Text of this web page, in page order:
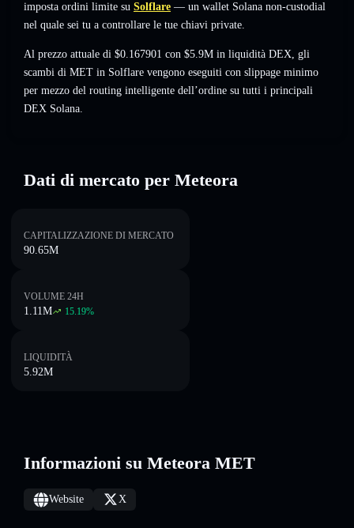
imposta ordini limite su Solflare — un wallet Solana non-custodial
nel quale sei tu a controllare le tue chiavi private.
Al prezzo attuale di $0.167901 con $5.9M in liquidità DEX, gli
scambi di MET in Solflare vengono eseguiti con slippage minimo
per mezzo del routing intelligente dell’ordine su tutti i principali
DEX Solana.
Dati di mercato per Meteora
CAPITALIZZAZIONE DI MERCATO
90.65M
VOLUME 24H
1.11M 15.19%
LIQUIDITÀ
5.92M
Informazioni su Meteora MET
Website X